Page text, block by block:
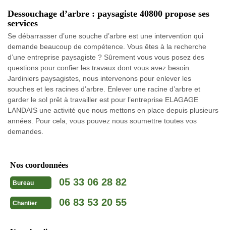
Dessouchage d’arbre : paysagiste 40800 propose ses
services
Se débarrasser d’une souche d’arbre est une intervention qui
demande beaucoup de compétence. Vous êtes à la recherche
d’une entreprise paysagiste ? Sûrement vous vous posez des
questions pour confier les travaux dont vous avez besoin.
Jardiniers paysagistes, nous intervenons pour enlever les
souches et les racines d’arbre. Enlever une racine d’arbre et
garder le sol prêt à travailler est pour l’entreprise ELAGAGE
LANDAIS une activité que nous mettons en place depuis plusieurs
années. Pour cela, vous pouvez nous soumettre toutes vos
demandes.
Nos coordonnées
Bureau 05 33 06 28 82
Chantier 06 83 53 20 55